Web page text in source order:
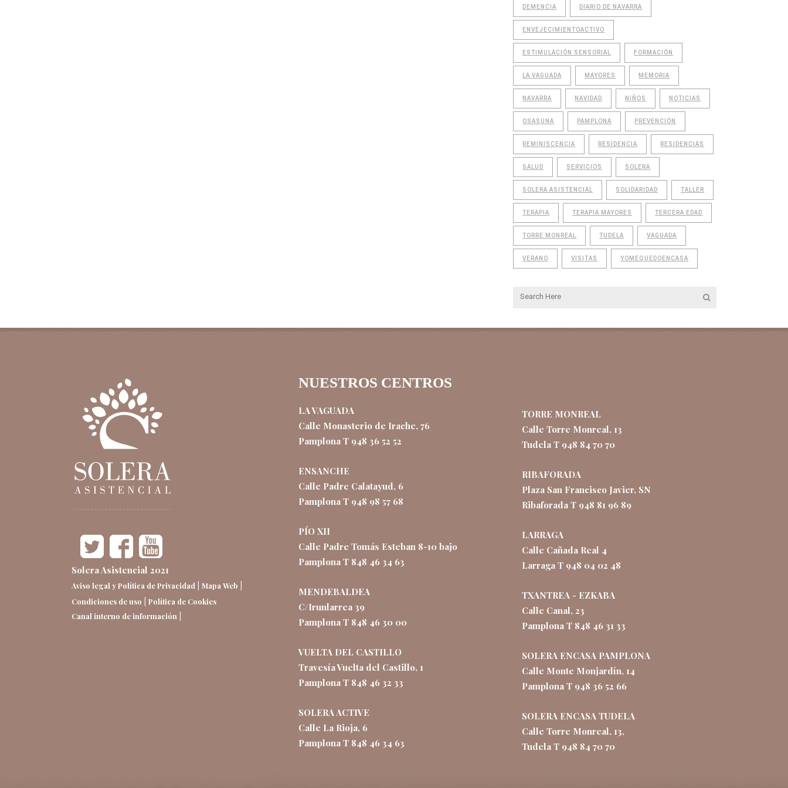
DEMENCIA DIARIO DE NAVARRA
ENVEJECIMIENTOACTIVO
ESTIMULACIÓN SENSORIAL FORMACIÓN
LA VAGUADA MAYORES MEMORIA
NAVARRA NAVIDAD NIÑOS NOTICIAS
OSASUNA PAMPLONA PREVENCIÓN
REMINISCENCIA RESIDENCIA RESIDENCIAS
SALUD SERVICIOS SOLERA
SOLERA ASISTENCIAL SOLIDARIDAD TALLER
TERAPIA TERAPIA MAYORES TERCERA EDAD
TORRE MONREAL TUDELA VAGUADA
VERANO VISITAS YOMEQUEDOENCASA
Solera Asistencial 2021
Aviso legal y Política de Privacidad Mapa Web
Condiciones de uso
Política de Cookies
Canal interno de información
NUESTROS CENTROS
LA VAGUADA
Calle Monasterio de Irache, 76
Pamplona T 948 36 52 52
ENSANCHE
Calle Padre Calatayud, 6
Pamplona T 948 98 57 68
PÍO XII
Calle Padre Tomás Esteban 8-10 bajo
Pamplona T 848 46 34 63
MENDEBALDEA
C/Irunlarrea 39
Pamplona T 848 46 30 00
VUELTA DEL CASTILLO
Travesía Vuelta del Castillo, 1
Pamplona T 848 46 32 33
SOLERA ACTIVE
Calle La Rioja, 6
Pamplona T 848 46 34 63
TORRE MONREAL
Calle Torre Monreal, 13
Tudela T 948 84 70 70
RIBAFORADA
Plaza San Francisco Javier, SN
Ribaforada T 948 81 96 89
LARRAGA
Calle Cañada Real 4
Larraga T 948 04 02 48
TXANTREA - EZKABA
Calle Canal, 23
Pamplona T 848 46 31 33
SOLERA ENCASA PAMPLONA
Calle Monte Monjardín, 14
Pamplona T 948 36 52 66
SOLERA ENCASA TUDELA
Calle Torre Monreal, 13,
Tudela T 948 84 70 70